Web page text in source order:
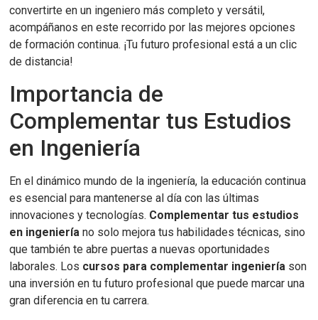
convertirte en un ingeniero más completo y versátil,
acompáñanos en este recorrido por las mejores opciones
de formación continua. ¡Tu futuro profesional está a un clic
de distancia!
Importancia de
Complementar tus Estudios
en Ingeniería
En el dinámico mundo de la ingeniería, la educación continua
es esencial para mantenerse al día con las últimas
innovaciones y tecnologías. Complementar tus estudios
en ingeniería no solo mejora tus habilidades técnicas, sino
que también te abre puertas a nuevas oportunidades
laborales. Los cursos para complementar ingeniería son
una inversión en tu futuro profesional que puede marcar una
gran diferencia en tu carrera.